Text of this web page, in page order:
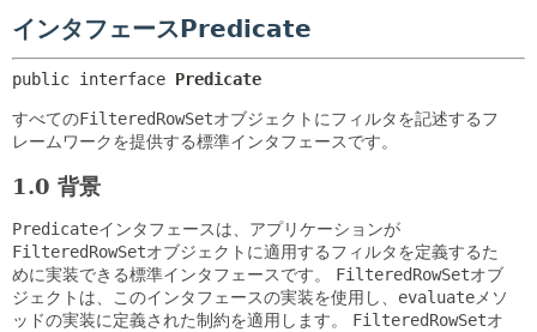
使用
ツリー
プレビュー
非推奨
索引
ヘルプ
フィールド
インタフェースPredicate
public interface Predicate
すべてのFilteredRowSetオブジェクトにフィルタを記述するフ
レームワークを提供する標準インタフェースです。
1.0 背景
Predicateインタフェースは、アプリケーションが
FilteredRowSetオブジェクトに適用するフィルタを定義するた
めに実装できる標準インタフェースです。
FilteredRowSetオブ
ジェクトは、このインタフェースの実装を使用し、 evaluateメソ
ッドの実装に定義された制約を適用します。
FilteredRowSetオ